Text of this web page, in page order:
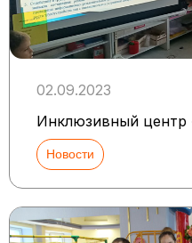
02.09.2023
Инклюзивный центр
Новости